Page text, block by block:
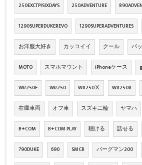
250EXCTPISIXDAYS 250ADVENTURE
1290SUPERDUKEREVO 1290SUPERADVENTURES
お洋服大好き カッコイイ クール バ
MOTO スマホマウント iPhoneケース
WR250F WR250 WR250Ⅹ WR250R
在庫車両 オフ車 スズキ二輪 ヤマハ
B+COM B+COM PLAY 聴ける 話せる
790DUKE 690 SMCR バーグマン200